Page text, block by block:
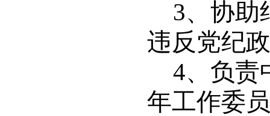
3、协助
违反党纪
4、负责
年工作委